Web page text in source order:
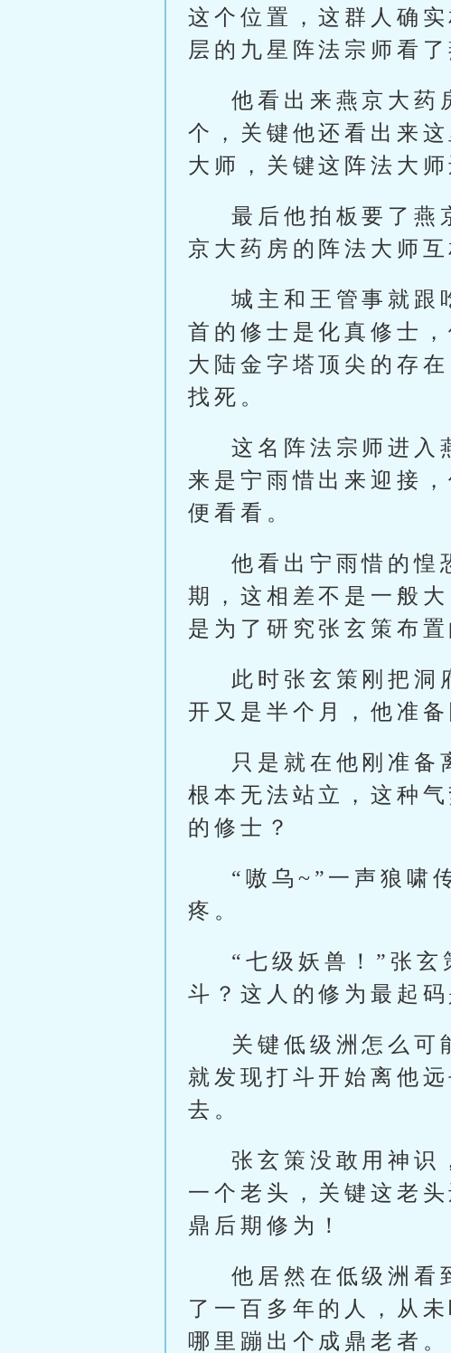
这个位置，这群人确
层的九星阵法宗师看
他看出来燕京大药
个，关键他还看出来
大师，关键这阵法大
最后他拍板要了燕
京大药房的阵法大师互
城主和王管事就跟
首的修士是化真修士
大陆金字塔顶尖的存
找死。
这名阵法宗师进入
来是宁雨惜出来迎接
便看看。
他看出宁雨惜的惶
期，这相差不是一般
是为了研究张玄策布置
此时张玄策刚把洞
开又是半个月，他准
只是就在他刚准备
根本无法站立，这种
的修士？
“嗷乌~”一声狼啸
疼。
“七级妖兽！”张玄
斗？这人的修为最起码
关键低级洲怎么可
就发现打斗开始离他
去。
张玄策没敢用神识
一个老头，关键这老
鼎后期修为！
他居然在低级洲看
了一百多年的人，从
哪里蹦出个成鼎老者。